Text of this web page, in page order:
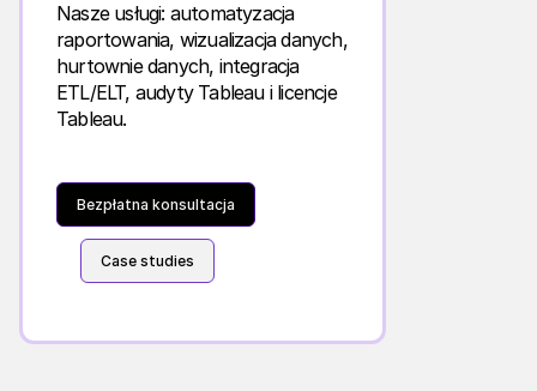
Nasze usługi: automatyzacja
raportowania, wizualizacja danych,
hurtownie danych, integracja
ETL/ELT, audyty Tableau i licencje
Tableau.
Bezpłatna konsultacja
Case studies